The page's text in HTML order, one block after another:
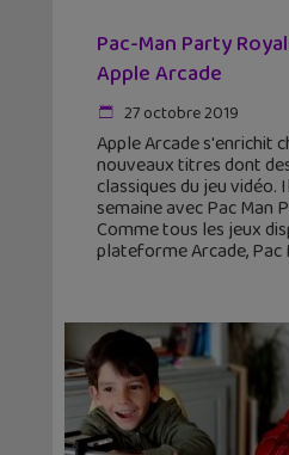
Pac-Man Party
Apple Arcade
27 octobre 2019
Apple Arcade s'enrichit
nouveaux titres dont
classiques du jeu
semaine avec Pac Man
Comme tous les jeux
plateforme Arcade, Pac